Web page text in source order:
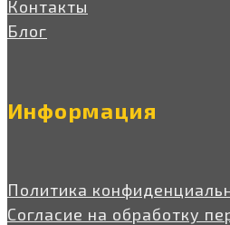
Контакты
Блог
Информация
Политика
Согласие на обработку